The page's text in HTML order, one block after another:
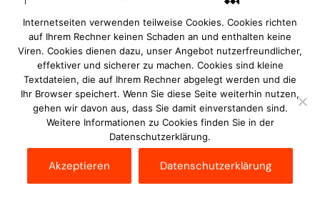
Internetseiten verwenden teilweise Cookies. Cookies richten
auf Ihrem Rechner keinen Schaden an und enthalten keine
Viren. Cookies dienen dazu, unser Angebot nutzerfreundlicher,
effektiver und sicherer zu machen. Cookies sind kleine
Textdateien, die auf Ihrem Rechner abgelegt werden und die
Ihr Browser speichert. Wenn Sie diese Seite weiterhin nutzen,
gehen wir davon aus, dass Sie damit einverstanden sind.
Weitere Informationen zu Cookies finden Sie in der
Datenschutzerklärung.
Akzeptieren Datenschutzerklärung